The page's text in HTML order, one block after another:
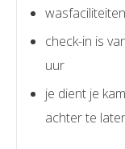
check-in is
uur
je dient je
achter te